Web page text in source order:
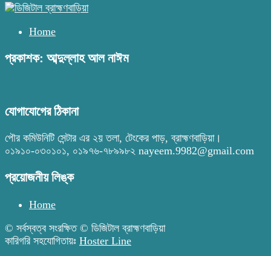
Home
প্রকাশক: আব্দুল্লাহ আল নাঈম
যোগাযোগের ঠিকানা
পৌর কমিউনিটি সেন্টার এর ২য় তলা, টেংকের পাড়, ব্রাহ্মণবাড়িয়া।
০১৯১০-০৩০১০১, ০১৯৭৬-৭৮৯৯৮২ nayeem.9982@gmail.com
প্রয়োজনীয় লিঙ্ক
Home
© সর্বস্বত্ব সংরক্ষিত © ডিজিটাল ব্রাহ্মণবাড়িয়া
কারিগরি সহযোগিতায়ঃ Hoster Line